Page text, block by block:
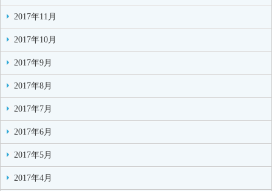
2017年11月
2017年10月
2017年9月
2017年8月
2017年7月
2017年6月
2017年5月
2017年4月